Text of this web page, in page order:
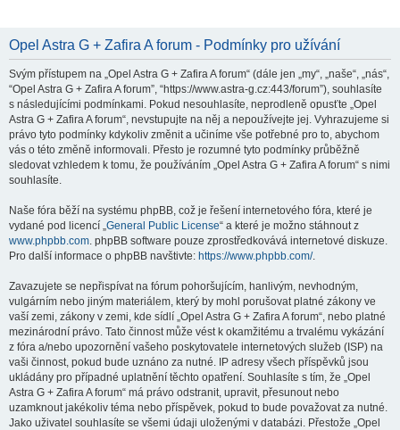
Opel Astra G + Zafira A forum - Podmínky pro užívání
Svým přístupem na „Opel Astra G + Zafira A forum“ (dále jen „my“, „naše“, „nás“,
“Opel Astra G + Zafira A forum”, “https://www.astra-g.cz:443/forum”), souhlasíte
s následujícími podmínkami. Pokud nesouhlasíte, neprodleně opusťte „Opel
Astra G + Zafira A forum“, nevstupujte na něj a nepoužívejte jej. Vyhrazujeme si
právo tyto podmínky kdykoliv změnit a učiníme vše potřebné pro to, abychom
vás o této změně informovali. Přesto je rozumné tyto podmínky průběžně
sledovat vzhledem k tomu, že používáním „Opel Astra G + Zafira A forum“ s nimi
souhlasíte.
Naše fóra běží na systému phpBB, což je řešení internetového fóra, které je
vydané pod licencí „General Public License“ a které je možno stáhnout z
www.phpbb.com. phpBB software pouze zprostředkovává internetové diskuze.
Pro další informace o phpBB navštivte: https://www.phpbb.com/.
Zavazujete se nepřispívat na fórum pohoršujícím, hanlivým, nevhodným,
vulgárním nebo jiným materiálem, který by mohl porušovat platné zákony ve
vaší zemi, zákony v zemi, kde sídlí „Opel Astra G + Zafira A forum“, nebo platné
mezinárodní právo. Tato činnost může vést k okamžitému a trvalému vykázání
z fóra a/nebo upozornění vašeho poskytovatele internetových služeb (ISP) na
vaši činnost, pokud bude uznáno za nutné. IP adresy všech příspěvků jsou
ukládány pro případné uplatnění těchto opatření. Souhlasíte s tím, že „Opel
Astra G + Zafira A forum“ má právo odstranit, upravit, přesunout nebo
uzamknout jakékoliv téma nebo příspěvek, pokud to bude považovat za nutné.
Jako uživatel souhlasíte se všemi údaji uloženými v databázi. Přestože „Opel